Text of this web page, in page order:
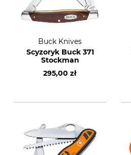
Buck Knives
Scyzoryk Buck 371
Stockman
295,00 zł